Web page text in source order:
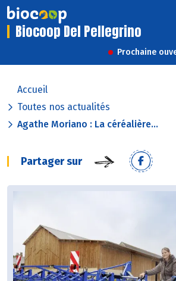
Biocoop Del Pellegrino
Prochaine
Accueil
Toutes nos actualités
Agathe Moriano : La céréalière...
Partager sur